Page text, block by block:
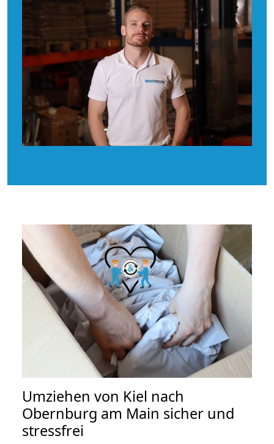
Umziehen von Kiel nach
Obernburg am Main sicher und
stressfrei